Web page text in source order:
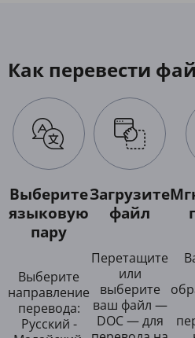
Как перевести
Выберите
языковую
пару
Выберите
направление
перевода:
Русский -
Загрузите
файл
Перетащите
или
выберите
ваш файл —
DOC — для